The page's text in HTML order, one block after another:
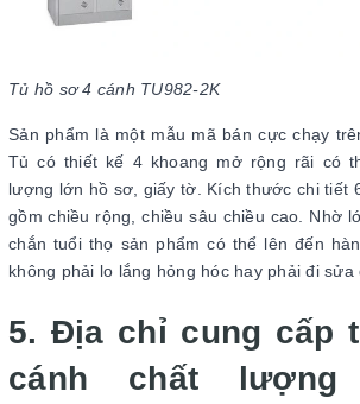
Tủ hồ sơ 4 cánh TU982-2K
Sản phẩm là một mẫu mã bán cực chạy
Tủ có thiết kế 4 khoang mở rộng rãi có
lượng lớn hồ sơ, giấy tờ. Kích thước chi tiết
gồm chiều rộng, chiều sâu chiều cao. Nhờ
chắn tuổi thọ sản phẩm có thể lên đến
không phải lo lắng hỏng hóc hay phải đi sửa
5. Địa chỉ cung cấp
cánh chất